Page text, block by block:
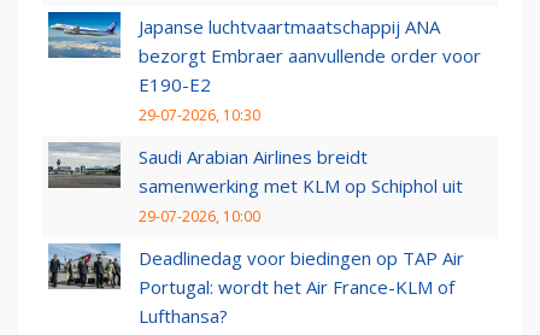
Japanse luchtvaartmaatschappij ANA
bezorgt Embraer aanvullende order voor
E190-E2
29-07-2026, 10:30
Saudi Arabian Airlines breidt
samenwerking met KLM op Schiphol uit
29-07-2026, 10:00
Deadlinedag voor biedingen op TAP Air
Portugal: wordt het Air France-KLM of
Lufthansa?